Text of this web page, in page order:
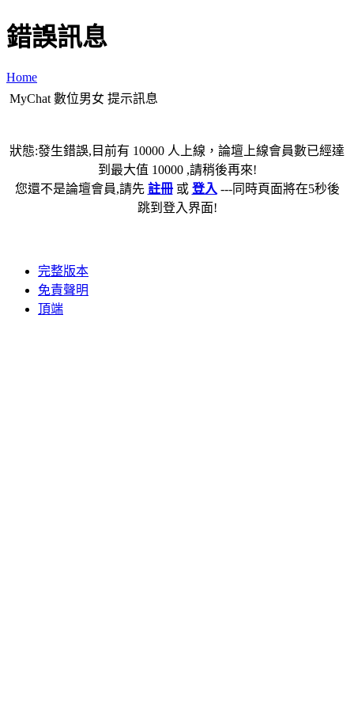
錯誤訊息
Home
MyChat 數位男女 提示訊息
狀態:發生錯誤,目前有 10000 人上線，論壇上線會員數已經達
到最大值 10000 ,請稍後再來!
您還不是論壇會員,請先 註冊或 登入 ---同時頁面將在5秒後
跳到登入界面!
完整版本
免責聲明
頂端